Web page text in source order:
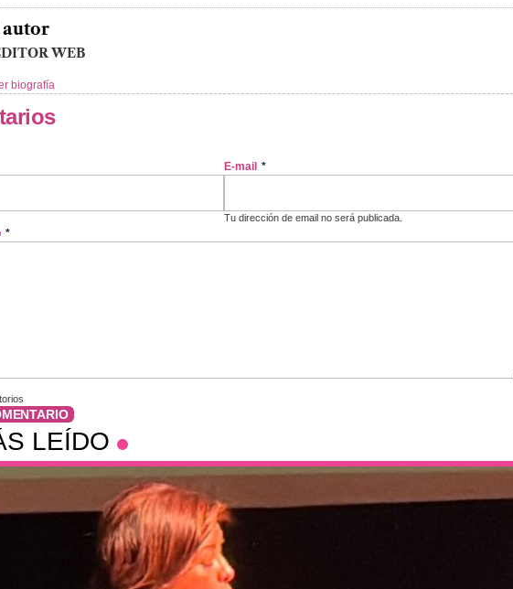
autor
WEB
biografía
E-mail *
Tu dirección de email no será publicada.
*
LEÍDO